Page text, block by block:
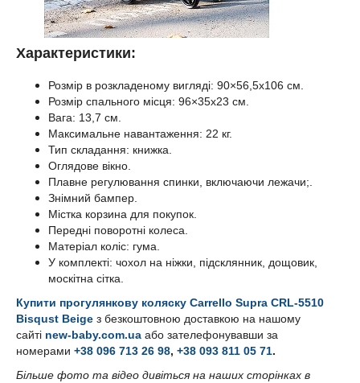
Характеристики:
Розмір в розкладеному вигляді: 90×56,5х106 см.
Розмір спального місця: 96×35х23 см.
Вага: 13,7 см.
Максимальне навантаження: 22 кг.
Тип складання: книжка.
Оглядове вікно.
Плавне регулювання спинки, включаючи лежачи;.
Знімний бампер.
Містка корзина для покупок.
Передні поворотні колеса.
Матеріал коліс: гума.
У комплекті: чохол на ніжки, підсклянник, дощовик,
москітна сітка.
Купити прогулянкову коляску Carrello Supra CRL-5510
Bisqust Beige з безкоштовною доставкою на нашому
сайті new-baby.com.ua або зателефонувавши за
номерами +38 096 713 26 98, +38 093 811 05 71.
Більше фото та відео дивіться на наших сторінках в